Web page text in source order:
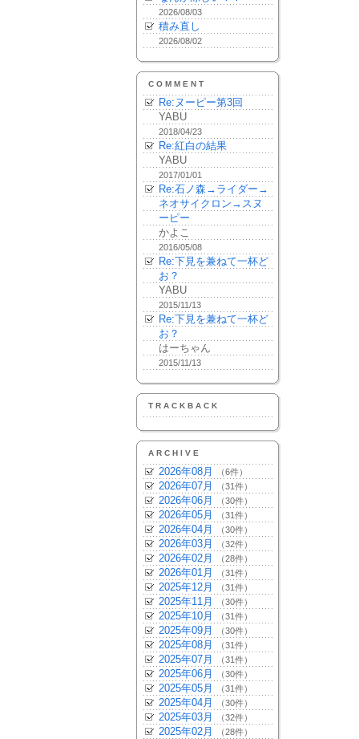
2026/08/03
積み直し
2026/08/02
COMMENT
Re:ヌーピー第3回
YABU
2018/04/23
Re:紅白の結果
YABU
2017/01/01
Re:石ノ森→ライダー→
ネオサイクロン→スヌ
ーピー
かよこ
2016/05/08
Re:下見を兼ねて一杯ど
お？
YABU
2015/11/13
Re:下見を兼ねて一杯ど
お？
はーちゃん
2015/11/13
TRACKBACK
ARCHIVE
2026年08月 （6件）
2026年07月 （31件）
2026年06月 （30件）
2026年05月 （31件）
2026年04月 （30件）
2026年03月 （32件）
2026年02月 （28件）
2026年01月 （31件）
2025年12月 （31件）
2025年11月 （30件）
2025年10月 （31件）
2025年09月 （30件）
2025年08月 （31件）
2025年07月 （31件）
2025年06月 （30件）
2025年05月 （31件）
2025年04月 （30件）
2025年03月 （32件）
2025年02月 （28件）